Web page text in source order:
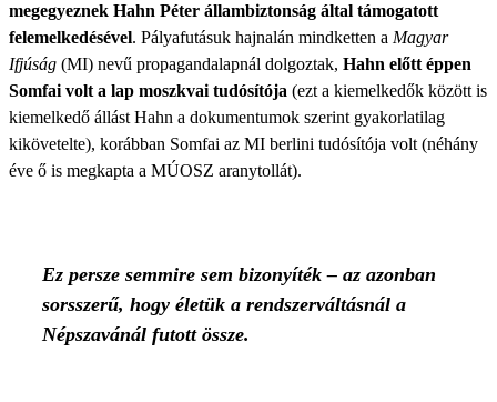
megegyeznek Hahn Péter állambiztonság által támogatott
felemelkedésével. Pályafutásuk hajnalán mindketten a Magyar
Ifjúság (MI) nevű propagandalapnál dolgoztak, Hahn előtt éppen
Somfai volt a lap moszkvai tudósítója (ezt a kiemelkedők között is
kiemelkedő állást Hahn a dokumentumok szerint gyakorlatilag
kikövetelte), korábban Somfai az MI berlini tudósítója volt (néhány
éve ő is megkapta a MÚOSZ aranytollát).
Ez persze semmire sem bizonyíték – az azonban
sorsszerű, hogy életük a rendszerváltásnál a
Népszavánál futott össze.